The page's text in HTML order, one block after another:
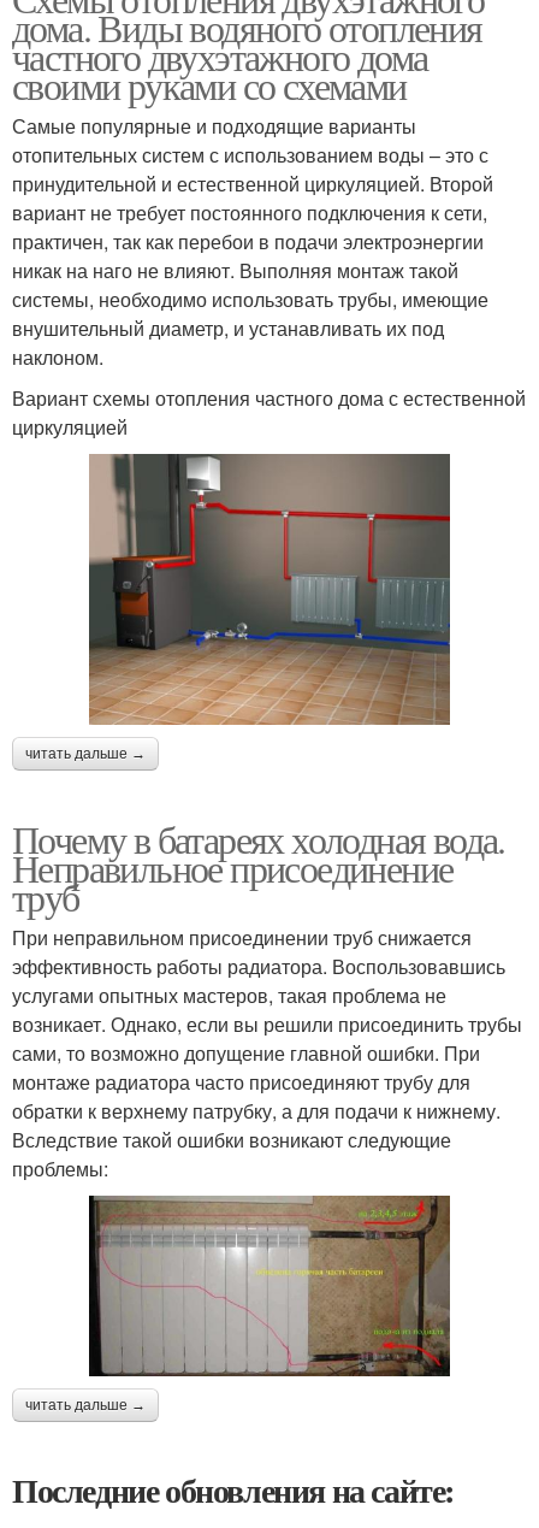
дома. Виды водяного отопления
частного двухэтажного дома
своими руками со схемами
Самые популярные и подходящие варианты
отопительных систем с использованием воды – это с
принудительной и естественной циркуляцией. Второй
вариант не требует постоянного подключения к сети,
практичен, так как перебои в подачи электроэнергии
никак на наго не влияют. Выполняя монтаж такой
системы, необходимо использовать трубы, имеющие
внушительный диаметр, и устанавливать их под
наклоном.
Вариант схемы отопления частного дома с естественной
циркуляцией
читать дальше →
Почему в батареях холодная вода.
Неправильное присоединение
труб
При неправильном присоединении труб снижается
эффективность работы радиатора. Воспользовавшись
услугами опытных мастеров, такая проблема не
возникает. Однако, если вы решили присоединить трубы
сами, то возможно допущение главной ошибки. При
монтаже радиатора часто присоединяют трубу для
обратки к верхнему патрубку, а для подачи к нижнему.
Вследствие такой ошибки возникают следующие
проблемы:
читать дальше →
Последние обновления на сайте: